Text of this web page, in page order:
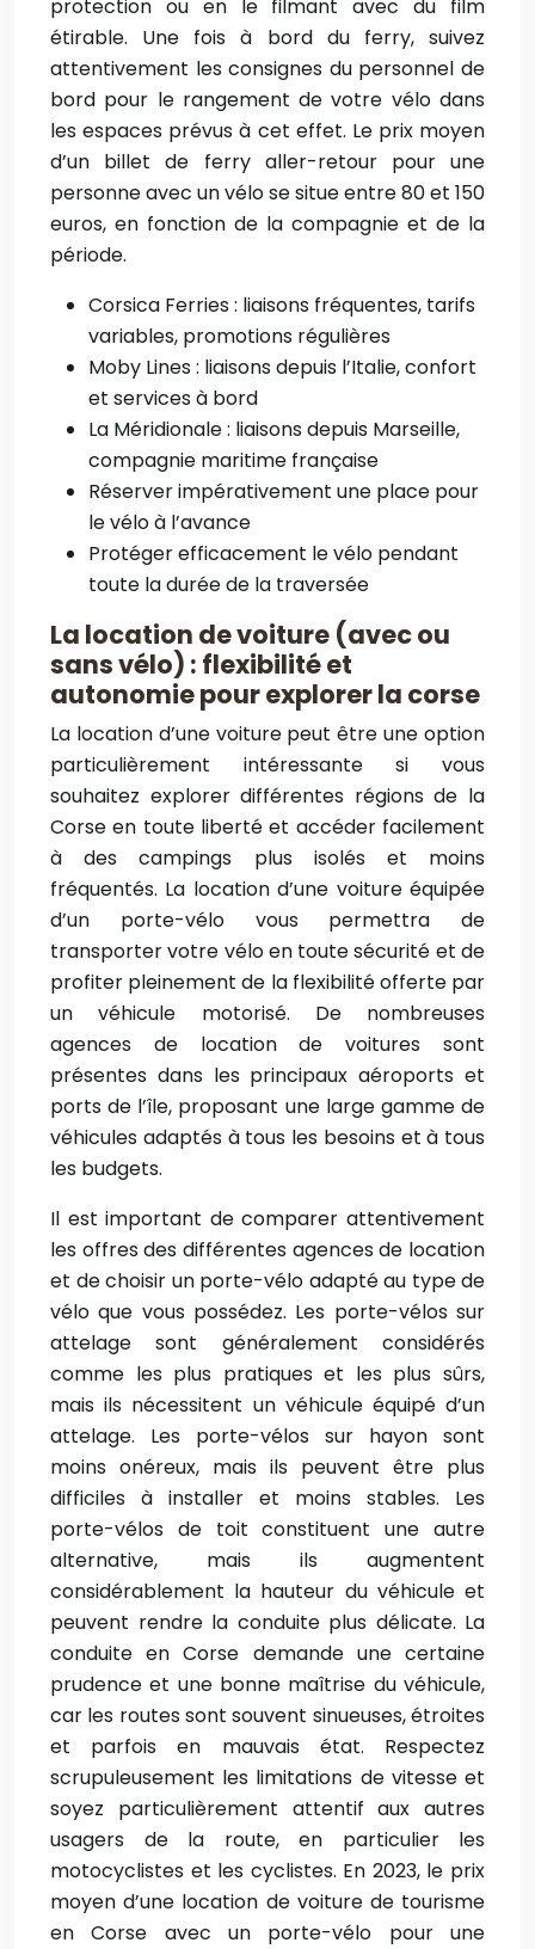
protection ou en le filmant avec du film
étirable. Une fois à bord du ferry, suivez
attentivement les consignes du personnel de
bord pour le rangement de votre vélo dans
les espaces prévus à cet effet. Le prix moyen
d’un billet de ferry aller-retour pour une
personne avec un vélo se situe entre 80 et 150
euros, en fonction de la compagnie et de la
période.
Corsica Ferries : liaisons fréquentes, tarifs
variables, promotions régulières
Moby Lines : liaisons depuis l’Italie, confort
et services à bord
La Méridionale : liaisons depuis Marseille,
compagnie maritime française
Réserver impérativement une place pour
le vélo à l’avance
Protéger efficacement le vélo pendant
toute la durée de la traversée
La location de voiture (avec ou
sans vélo) : flexibilité et
autonomie pour explorer la corse
La location d’une voiture peut être une option
particulièrement intéressante si vous
souhaitez explorer différentes régions de la
Corse en toute liberté et accéder facilement
à des campings plus isolés et moins
fréquentés. La location d’une voiture équipée
d’un porte-vélo vous permettra de
transporter votre vélo en toute sécurité et de
profiter pleinement de la flexibilité offerte par
un véhicule motorisé. De nombreuses
agences de location de voitures sont
présentes dans les principaux aéroports et
ports de l’île, proposant une large gamme de
véhicules adaptés à tous les besoins et à tous
les budgets.
Il est important de comparer attentivement
les offres des différentes agences de location
et de choisir un porte-vélo adapté au type de
vélo que vous possédez. Les porte-vélos sur
attelage sont généralement considérés
comme les plus pratiques et les plus sûrs,
mais ils nécessitent un véhicule équipé d’un
attelage. Les porte-vélos sur hayon sont
moins onéreux, mais ils peuvent être plus
difficiles à installer et moins stables. Les
porte-vélos de toit constituent une autre
alternative, mais ils augmentent
considérablement la hauteur du véhicule et
peuvent rendre la conduite plus délicate. La
conduite en Corse demande une certaine
prudence et une bonne maîtrise du véhicule,
car les routes sont souvent sinueuses, étroites
et parfois en mauvais état. Respectez
scrupuleusement les limitations de vitesse et
soyez particulièrement attentif aux autres
usagers de la route, en particulier les
motocyclistes et les cyclistes. En 2023, le prix
moyen d’une location de voiture de tourisme
en Corse avec un porte-vélo pour une